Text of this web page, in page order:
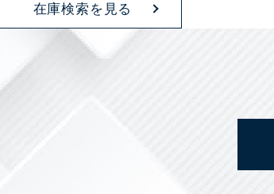
在庫検索を見る